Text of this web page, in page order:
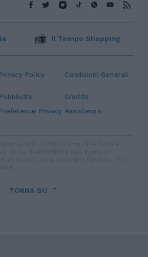
Privacy Policy Condizioni Generali
Pubblicità
Credits
Preferenze Privacy Assistenza
Il Tempo Shopping
TORNA SU